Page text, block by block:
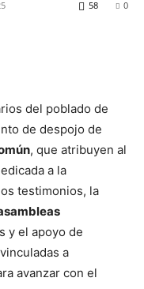
0
58
del poblado de
de despojo de
, que atribuyen al
a la
testimonios, la
y el apoyo de
a
avanzar con el